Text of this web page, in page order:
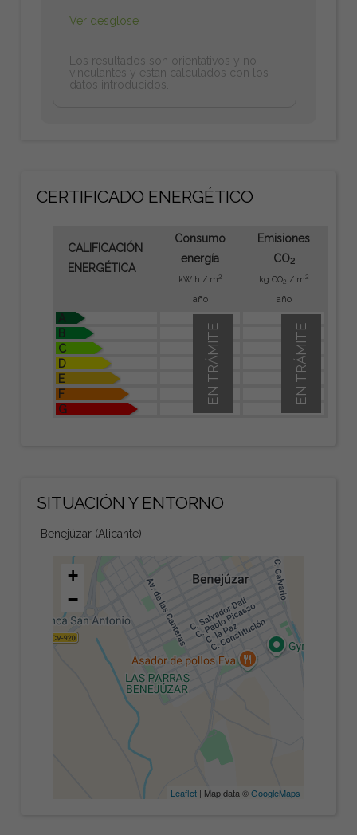
Ver desglose
Los resultados son orientativos y no
vinculantes y estan calculados con los
datos introducidos.
CERTIFICADO ENERGÉTICO
CALIFICACIÓN
ENERGÉTICA
Consumo
energía
kW h / m2
año
Emisiones
CO2
kg CO2 / m2
año
A
B
C
D
E
F
G
EN TRÁMITE
EN TRÁMITE
SITUACIÓN Y ENTORNO
Benejúzar (Alicante)
+
−
Leaflet| Map data ©GoogleMaps